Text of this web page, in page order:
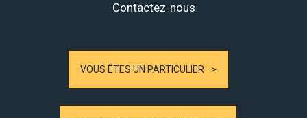
Contactez-nous
VOUS ÊTES UN PARTICULIER